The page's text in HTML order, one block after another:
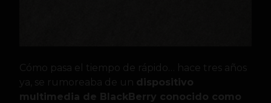
Cómo pasa el tiempo de rápido… hace tres años
ya, se rumoreaba de un dispositivo
multimedia de BlackBerry conocido como